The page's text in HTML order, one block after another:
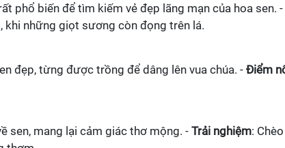
phổ biến để tìm kiếm vẻ đẹp lãng mạn của hoa sen. -
khi những giọt sương còn đọng trên lá.
đẹp, từng được trồng để dâng lên vua chúa. - Điểm
sen, mang lại cảm giác thơ mộng. - Trải nghiệm: Chèo